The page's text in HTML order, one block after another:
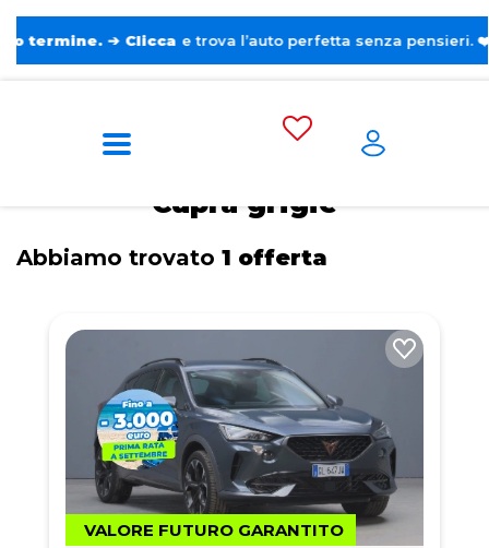
➔ Clicca e trova l’auto perfetta senza pensieri. ❤️
Home Grigie
Cupra grigie
Abbiamo trovato 1 offerta
VALORE FUTURO GARANTITO